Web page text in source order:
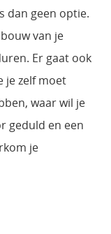
dan geen optie.
van je
Er gaat ook
je zelf moet
waar wil je
geduld en een
je